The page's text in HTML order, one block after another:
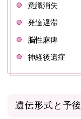
意識消失
発達遅滞
脳性麻痺
神経後遺症
遺伝形式と予後